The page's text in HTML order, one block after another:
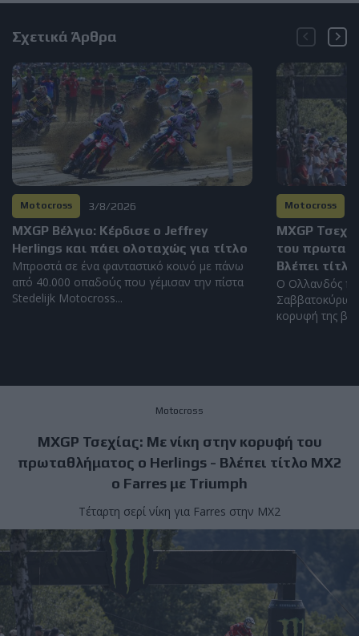
Σχετικά Άρθρα
Motocross 3/8/2026
MXGP Βέλγιο: Κέρδισε ο Jeffrey
Herlings και πάει ολοταχώς για τίτλο
Μπροστά σε ένα φανταστικό κοινό με πάνω
από 40.000 οπαδούς που γέμισαν την πίστα
Stedelijk Motocross...
Motocross
MXGP
του
Βλέπει
Ο Ολλανδός
κορυφή της
Motocross
MXGP Τσεχίας: Με νίκη στην κορυφή του
πρωταθλήματος ο Herlings - Βλέπει τίτλο ΜΧ2
ο Farres με Triumph
Τέταρτη σερί νίκη για Farres στην MX2